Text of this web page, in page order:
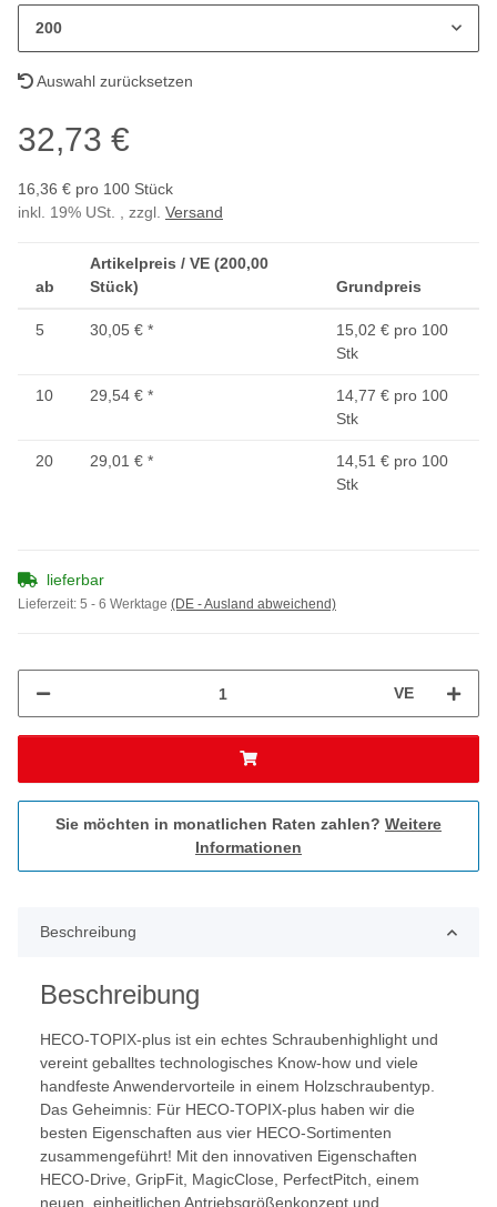
200
Auswahl zurücksetzen
32,73 €
16,36 € pro 100 Stück
inkl. 19% USt. , zzgl. Versand
ab
Artikelpreis / VE (200,00
Stück)
Grundpreis
5 30,05 € *
15,02 € pro 100
Stk
10 29,54 € *
14,77 € pro 100
Stk
20 29,01 € *
14,51 € pro 100
Stk
lieferbar
Lieferzeit: 5 - 6 Werktage (DE - Ausland abweichend)
VE
Sie möchten in monatlichen Raten zahlen? Weitere
Informationen
Beschreibung
Beschreibung
HECO-TOPIX-plus ist ein echtes Schraubenhighlight und
vereint geballtes technologisches Know-how und viele
handfeste Anwendervorteile in einem Holzschraubentyp.
Das Geheimnis: Für HECO-TOPIX-plus haben wir die
besten Eigenschaften aus vier HECO-Sortimenten
zusammengeführt! Mit den innovativen Eigenschaften
HECO-Drive, GripFit, MagicClose, PerfectPitch, einem
neuen, einheitlichen Antriebsgrößenkonzept und